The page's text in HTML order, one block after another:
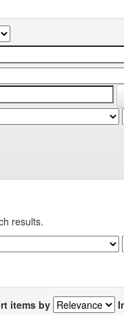
results.
items by